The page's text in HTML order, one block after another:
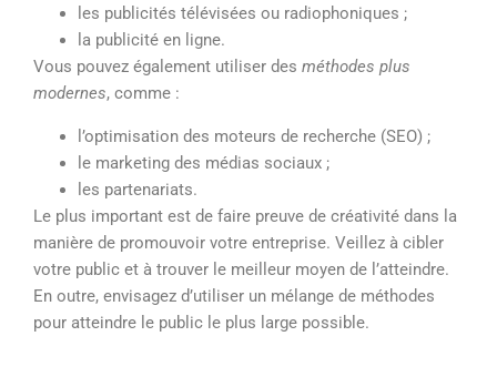
les publicités télévisées ou radiophoniques ;
la publicité en ligne.
Vous pouvez également utiliser des méthodes plus
modernes, comme :
l’optimisation des moteurs de recherche (SEO) ;
le marketing des médias sociaux ;
les partenariats.
Le plus important est de faire preuve de créativité dans la
manière de promouvoir votre entreprise. Veillez à cibler
votre public et à trouver le meilleur moyen de l’atteindre.
En outre, envisagez d’utiliser un mélange de méthodes
pour atteindre le public le plus large possible.